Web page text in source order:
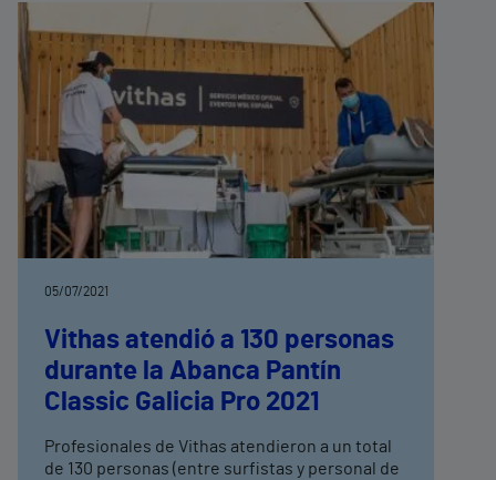
05/07/2021
Vithas atendió a 130 personas
durante la Abanca Pantín
Classic Galicia Pro 2021
Profesionales de Vithas atendieron a un total
de 130 personas (entre surfistas y personal de